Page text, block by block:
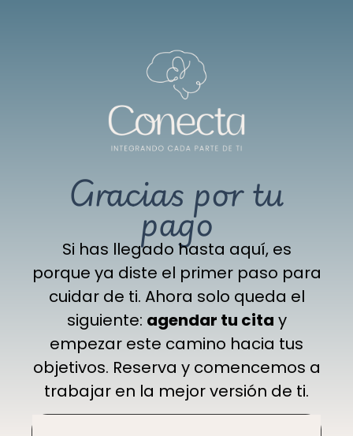
Gracias por tu
pago
Si has llegado hasta aquí, es
porque ya diste el primer paso para
cuidar de ti. Ahora solo queda el
siguiente: agendar tu cita y
empezar este camino hacia tus
objetivos. Reserva y comencemos a
trabajar en la mejor versión de ti.